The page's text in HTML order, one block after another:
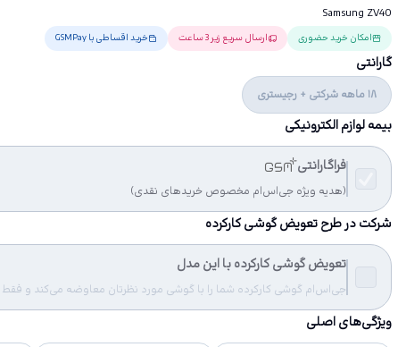
Samsung ZV40
امکان خرید حضوری ارسال سریع زیر 3 ساعت خرید اقساطی با GSMPay
گارانتی
18 ماهه شرکتی + رجیستری
بیمه لوازم الکترونیکی
فراگارانتی
(هدیه ویژه جی‌اس‌ام مخصوص خریدهای نقدی)
شرکت در طرح تعویض گوشی کارکرده
تعویض گوشی کارکرده با این مدل
جی‌اس‌ام گوشی کارکرده شما را با گوشی مورد نظرتان معاوضه می‌کند و فقط
ویژگی‌های اصلی